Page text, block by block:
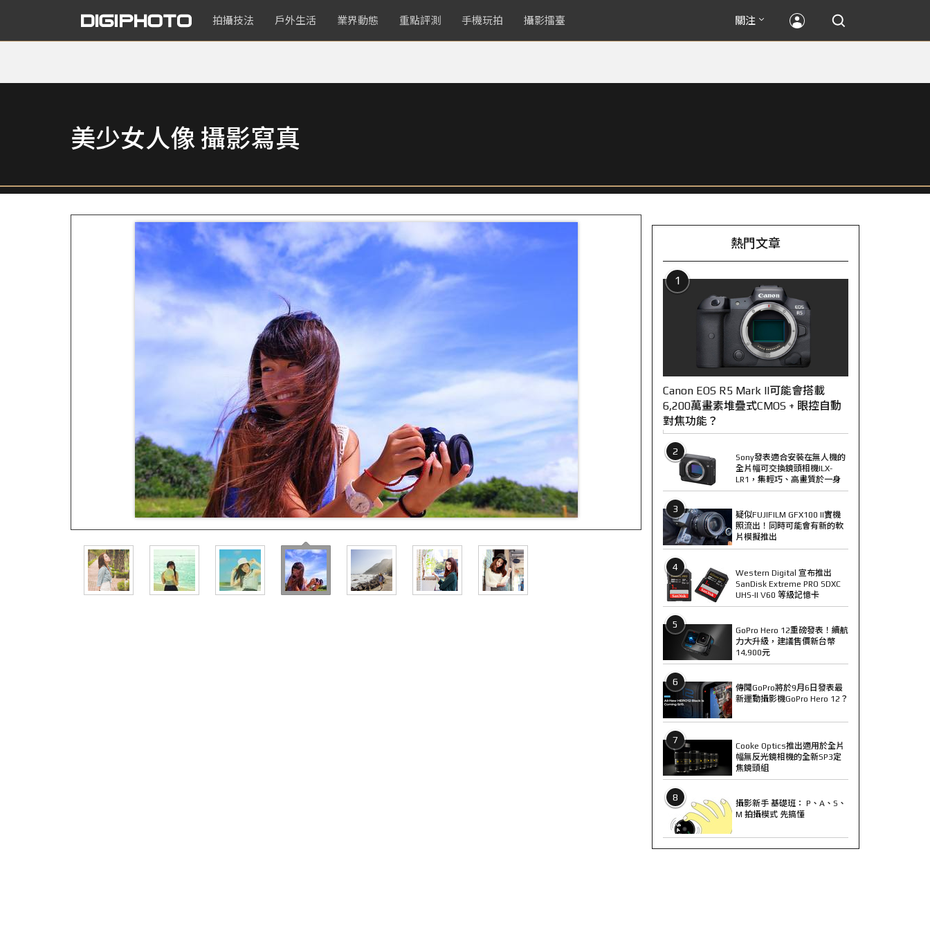
拍攝技法 戶外生活 業界動態 重點評測 手機玩拍 攝影擂臺 關注
美少女人像 攝影寫真
熱門文章
1
Canon EOS R5 Mark II可能會搭載
6,200萬畫素堆疊式CMOS + 眼控自動
對焦功能？
2
Sony發表適合安裝在無人機的
全片幅可交換鏡頭相機ILX-
LR1，集輕巧、高畫質於一身
3
疑似FUJIFILM GFX100 II實機
照流出！同時可能會有新的軟
片模擬推出
4
Western Digital 宣布推出
SanDisk Extreme PRO SDXC
UHS-II V60 等級記憶卡
5
GoPro Hero 12重磅發表！續航
力大升級，建議售價新台幣
14,900元
6
傳聞GoPro將於9月6日發表最
新運動攝影機GoPro Hero 12？
7
Cooke Optics推出適用於全片
幅無反光鏡相機的全新SP3定
焦鏡頭組
8
攝影新手 基礎班： P、A、S、
M 拍攝模式 先搞懂